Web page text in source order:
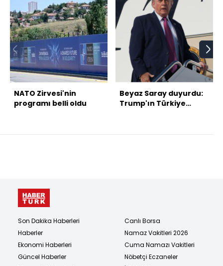
NATO Zirvesi'nin
programı belli oldu
Beyaz Saray duyurdu:
Trump'ın Türkiye
Son Dakika Haberleri
Haberler
Ekonomi Haberleri
Güncel Haberler
Canlı Borsa
Namaz Vakitleri 2026
Cuma Namazı Vakitleri
Nöbetçi Eczaneler